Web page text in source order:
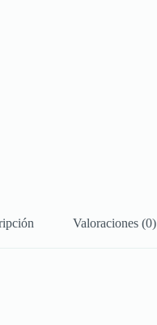
Valoraciones (0)